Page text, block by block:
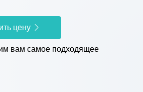
цену
вам самое подходящее